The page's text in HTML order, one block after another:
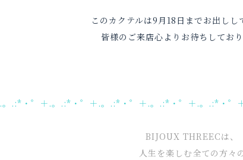
このカクテルは9月18日までお出し
皆様のご来店心よりお待ちしてお
.。.:*・゜＋.。.:*・゜＋.。.:*・゜＋.。.:*・゜＋.。.:*・゜
BIJOUX THREECは、
人生を楽しむ全ての方々